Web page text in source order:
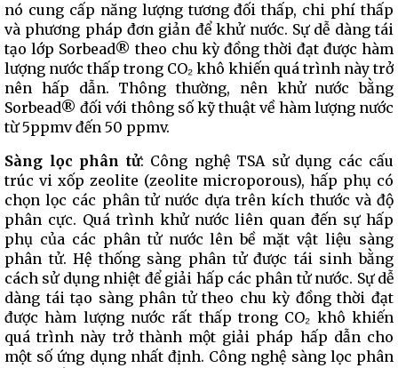
nó cung cấp năng lượng tương đối thấp, chi phí thấp
và phương pháp đơn giản để khử nước. Sự dễ dàng tái
tạo lớp Sorbead® theo chu kỳ đồng thời đạt được hàm
lượng nước thấp trong CO₂ khô khiến quá trình này trở
nên hấp dẫn. Thông thường, nên khử nước bằng
Sorbead® đối với thông số kỹ thuật về hàm lượng nước
từ 5ppmv đến 50 ppmv.
Sàng lọc phân tử: Công nghệ TSA sử dụng các cấu
trúc vi xốp zeolite (zeolite microporous), hấp phụ có
chọn lọc các phân tử nước dựa trên kích thước và độ
phân cực. Quá trình khử nước liên quan đến sự hấp
phụ của các phân tử nước lên bề mặt vật liệu sàng
phân tử. Hệ thống sàng phân tử được tái sinh bằng
cách sử dụng nhiệt để giải hấp các phân tử nước. Sự dễ
dàng tái tạo sàng phân tử theo chu kỳ đồng thời đạt
được hàm lượng nước rất thấp trong CO₂ khô khiến
quá trình này trở thành một giải pháp hấp dẫn cho
một số ứng dụng nhất định. Công nghệ sàng lọc phân